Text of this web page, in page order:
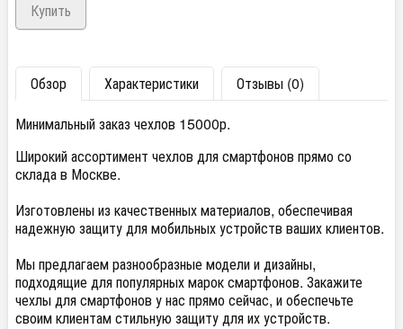
Обзор Характеристики
Отзывы (0)
Минимальный заказ чехлов 15000р.
Широкий ассортимент чехлов для смартфонов прямо со
склада в Москве.
Изготовлены из качественных материалов, обеспечивая
надежную защиту для мобильных устройств ваших клиентов.
Мы предлагаем разнообразные модели и дизайны,
подходящие для популярных марок смартфонов. Закажите
чехлы для смартфонов у нас прямо сейчас, и обеспечьте
своим клиентам стильную защиту для их устройств.